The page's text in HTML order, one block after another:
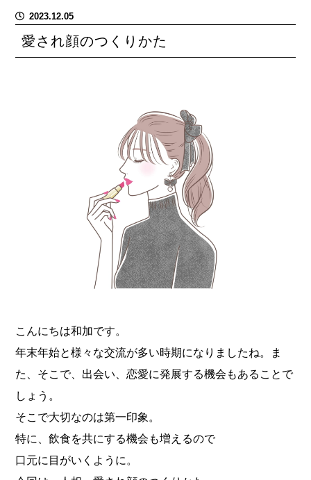
2023.12.05
愛され顔のつくりかた
こんにちは和加です。
年末年始と様々な交流が多い時期になりましたね。ま
た、そこで、出会い、恋愛に発展する機会もあることで
しょう。
そこで大切なのは第一印象。
特に、飲食を共にする機会も増えるので
口元に目がいくように。